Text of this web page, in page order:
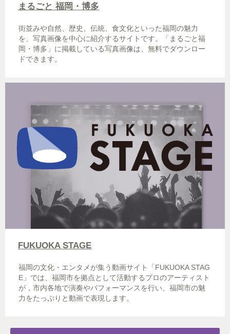
まるごと 福岡・博多
街並みや自然、歴史、伝統、食文化といった福岡の魅力
を、写真画像を中心に紹介するサイトです。「まるごと福
岡・博多」に掲載している写真画像は、無料でダウンロー
ドできます。
FUKUOKA STAGE
福岡の文化・エンタメが集う動画サイト「FUKUOKA STAG
E」では、福岡市を拠点として活動するプロのアーティスト
が，市内各地で演奏やパフォーマンスを行い、福岡市の魅
力をたっぷりと動画で表現します。